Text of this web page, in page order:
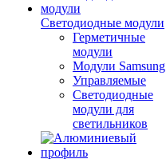
Светодиодные модули
Герметичные
модули
Модули Samsung
Управляемые
Светодиодные
модули для
светильников